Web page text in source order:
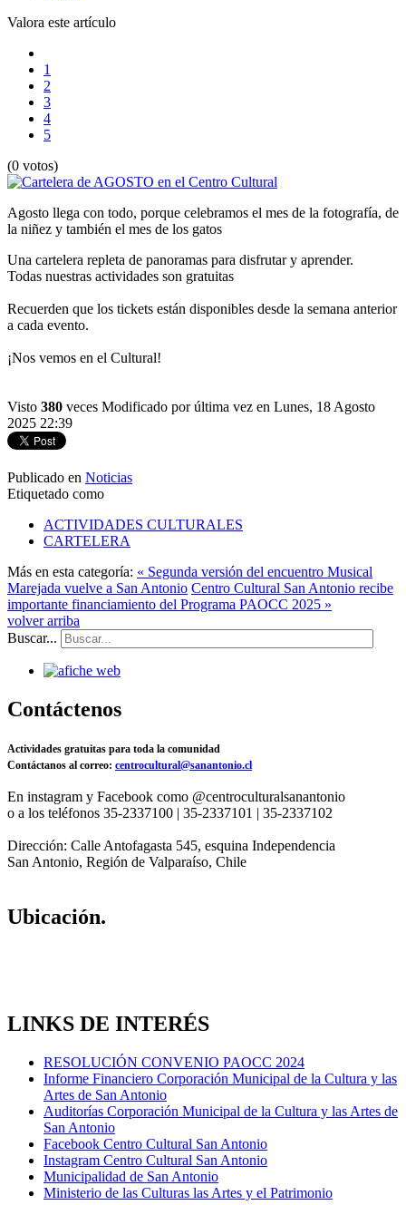
Valora este artículo
1
2
3
4
5
(0 votos)
Agosto llega con todo, porque celebramos el mes de la fotografía, de
la niñez y también el mes de los gatos
Una cartelera repleta de panoramas para disfrutar y aprender.
Todas nuestras actividades son gratuitas
Recuerden que los tickets están disponibles desde la semana anterior
a cada evento.
¡Nos vemos en el Cultural!
Visto 380 veces Modificado por última vez en Lunes, 18 Agosto
2025 22:39
Publicado en Noticias
Etiquetado como
ACTIVIDADES CULTURALES
CARTELERA
Más en esta categoría: « Segunda versión del encuentro Musical
Marejada vuelve a San Antonio Centro Cultural San Antonio recibe
importante financiamiento del Programa PAOCC 2025 »
volver arriba
Buscar...
Contáctenos
Actividades gratuitas para toda la comunidad
Contáctanos al correo: centrocultural@sanantonio.cl
En instagram y Facebook como @centroculturalsanantonio
o a los teléfonos 35-2337100 | 35-2337101 | 35-2337102
Dirección: Calle Antofagasta 545, esquina Independencia
San Antonio, Región de Valparaíso, Chile
Ubicación.
LINKS DE INTERÉS
RESOLUCIÓN CONVENIO PAOCC 2024
Informe Financiero Corporación Municipal de la Cultura y las
Artes de San Antonio
Auditorías Corporación Municipal de la Cultura y las Artes de
San Antonio
Facebook Centro Cultural San Antonio
Instagram Centro Cultural San Antonio
Municipalidad de San Antonio
Ministerio de las Culturas las Artes y el Patrimonio